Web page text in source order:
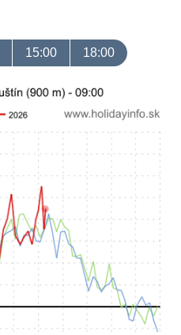
15:00 18:00